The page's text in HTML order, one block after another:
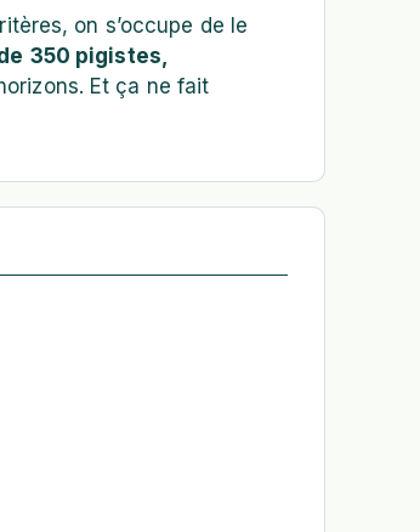
on s’occupe de le
350 pigistes,
Et ça ne fait